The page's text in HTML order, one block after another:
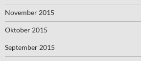
November 2015
Oktober 2015
September 2015